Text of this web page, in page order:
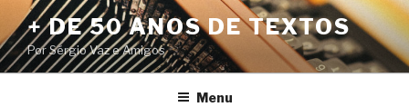
Pular
para
o
conteúdo
+ DE 50 ANOS DE TEXTOS
Por Sérgio Vaz e Amigos
Menu